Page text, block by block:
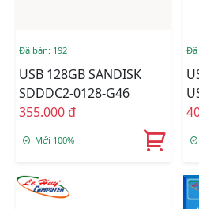
Đã bán: 192
USB 128GB SANDISK
SDDDC2-0128-G46
355.000 đ
Mới 100%
Đã